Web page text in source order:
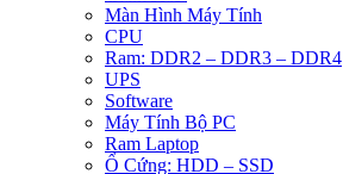
Màn Hình Máy Tính
CPU
Ram: DDR2 – DDR3 – DDR4
UPS
Software
Máy Tính Bộ PC
Ram Laptop
Ổ Cứng: HDD – SSD